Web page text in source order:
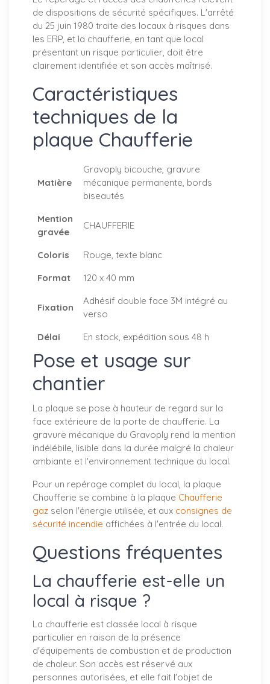
de dispositions de sécurité spécifiques. L'arrêté
du 25 juin 1980 traite des locaux à risques dans
les ERP, et la chaufferie, en tant que local
présentant un risque particulier, doit être
clairement identifiée et son accès maîtrisé.
Caractéristiques
techniques de la
plaque Chaufferie
Matière
Gravoply bicouche, gravure
mécanique permanente, bords
biseautés
Mention
gravée
CHAUFFERIE
Coloris
Rouge, texte blanc
Format
120 x 40 mm
Fixation
Adhésif double face 3M intégré au
verso
Délai
En stock, expédition sous 48 h
Pose et usage sur
chantier
La plaque se pose à hauteur de regard sur la
face extérieure de la porte de chaufferie. La
gravure mécanique du Gravoply rend la mention
indélébile, lisible dans la durée malgré la chaleur
ambiante et l'environnement technique du local.
Pour un repérage complet du local, la plaque
Chaufferie se combine à la plaque Chaufferie
gaz selon l'énergie utilisée, et aux consignes de
sécurité incendie affichées à l'entrée du local.
Questions fréquentes
La chaufferie est-elle un
local à risque ?
La chaufferie est classée local à risque
particulier en raison de la présence
d'équipements de combustion et de production
de chaleur. Son accès est réservé aux
personnes autorisées, et elle fait l'objet de